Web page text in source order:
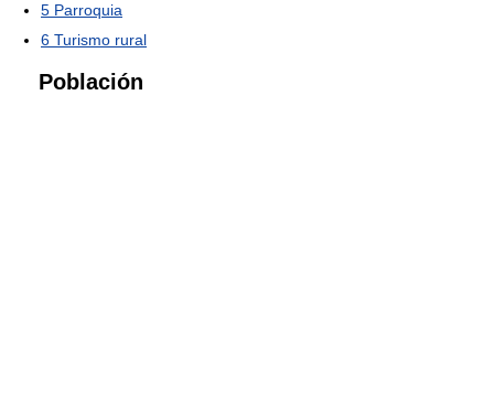
5 Parroquia
6 Turismo rural
Población